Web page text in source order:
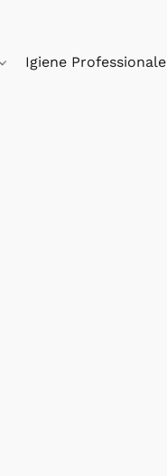
Igiene Professionale